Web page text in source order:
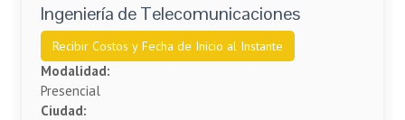
Ingeniería de Telecomunicaciones
Recibir Costos y Fecha de Inicio al Instante
Modalidad:
Presencial
Ciudad: